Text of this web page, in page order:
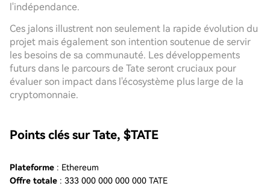
l'indépendance.
Ces jalons illustrent non seulement la rapide évolution du
projet mais également son intention soutenue de servir
les besoins de sa communauté. Les développements
futurs dans le parcours de Tate seront cruciaux pour
évaluer son impact dans l'écosystème plus large de la
cryptomonnaie.
Points clés sur Tate, $TATE
Plateforme : Ethereum
Offre totale : 333 000 000 000 000 TATE